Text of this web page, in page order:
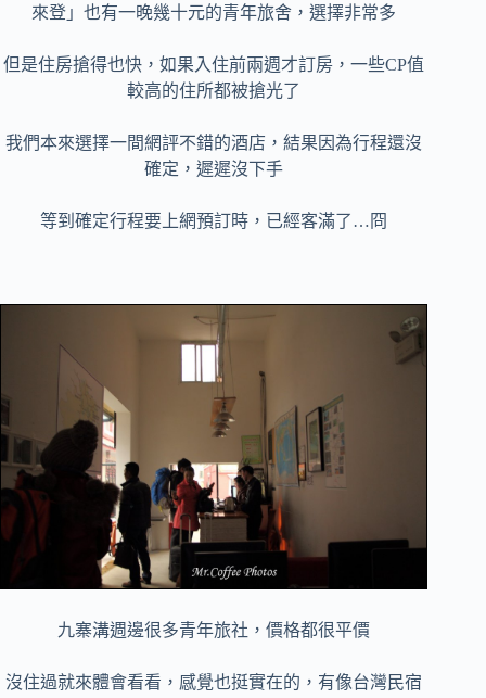
來登」也有一晚幾十元的青年旅舍，選擇非常多
但是住房搶得也快，如果入住前兩週才訂房，一些CP值
較高的住所都被搶光了
我們本來選擇一間網評不錯的酒店，結果因為行程還沒
確定，遲遲沒下手
等到確定行程要上網預訂時，已經客滿了…冏
九寨溝週邊很多青年旅社，價格都很平價
沒住過就來體會看看，感覺也挺實在的，有像台灣民宿